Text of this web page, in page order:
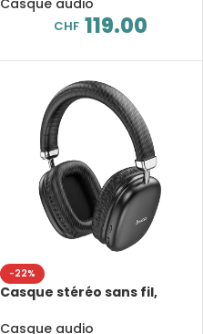
argent 3.5mm
CHF 119.00
-22%
Casque stéréo sans fil,
– 20000Hz
Casque audio